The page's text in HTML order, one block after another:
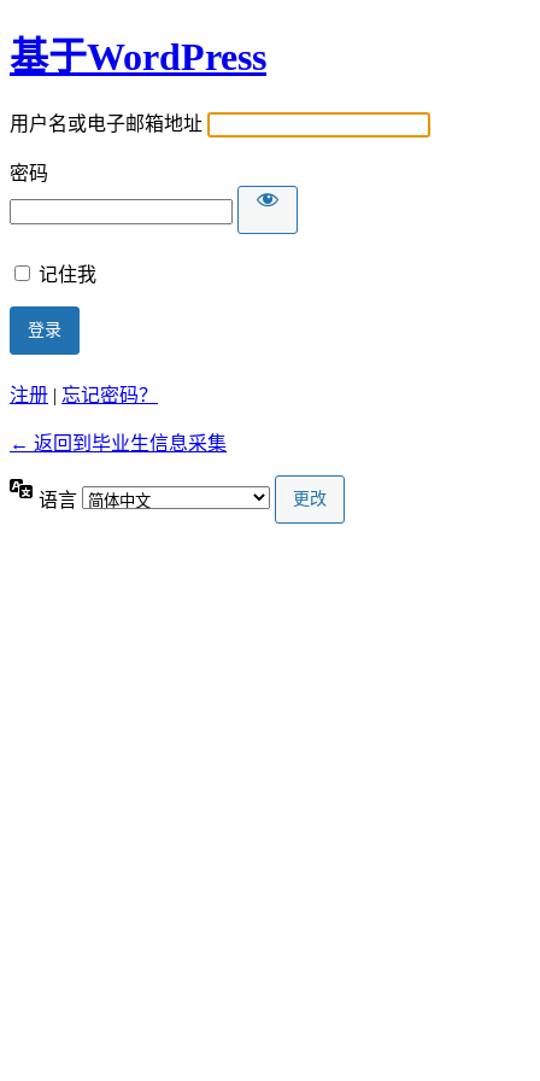
基于WordPress
用户名或电子邮箱地址
密码
记住我
注册 | 忘记密码？
← 返回到毕业生信息采集
语言